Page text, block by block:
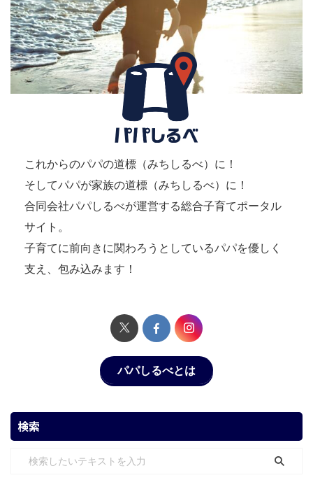
これからのパパの道標（みちしるべ）に！
そしてパパが家族の道標（みちしるべ）に！
合同会社パパしるべが運営する総合子育てポータル
サイト。
子育てに前向きに関わろうとしているパパを優しく
支え、包み込みます！
パパしるべとは
検索